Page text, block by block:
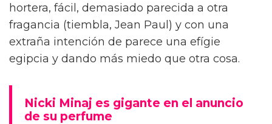
hortera, fácil, demasiado parecida a otra
fragancia (tiembla, Jean Paul) y con una
extraña intención de parece una efígie
egipcia y dando más miedo que otra cosa.
Nicki Minaj es gigante en el anuncio
de su perfume